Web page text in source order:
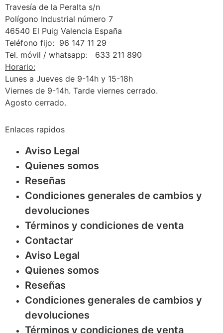
Travesía de la Peralta s/n
Polígono Industrial número 7
46540 El Puig Valencia España
Teléfono fijo: 96 147 11 29
Tel. móvil / whatsapp: 633 211 890
Horario:
Lunes a Jueves de 9-14h y 15-18h
Viernes de 9-14h. Tarde viernes cerrado.
Agosto cerrado.
Enlaces rapidos
Aviso Legal
Quienes somos
Reseñas
Condiciones generales de cambios y
devoluciones
Términos y condiciones de venta
Contactar
Aviso Legal
Quienes somos
Reseñas
Condiciones generales de cambios y
devoluciones
Términos y condiciones de venta